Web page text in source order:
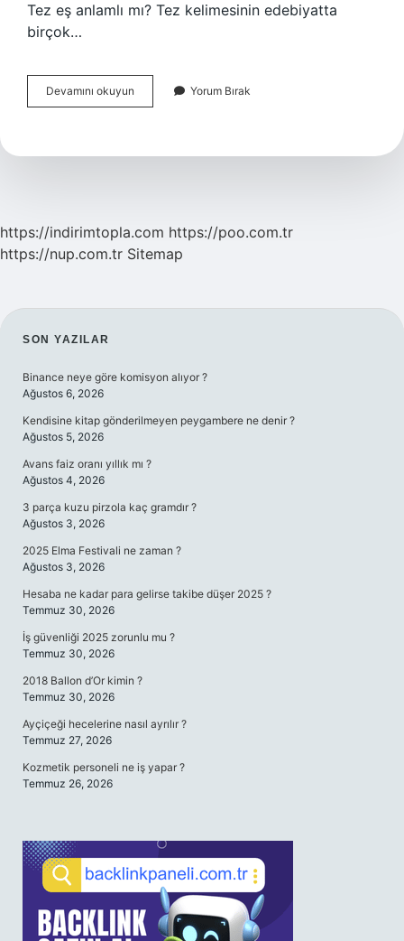
Tez eş anlamlı mı? Tez kelimesinin edebiyatta
birçok…
Devamını okuyun
Es
Yorum Bırak
https://indirimtopla.com https://poo.com.tr
https://nup.com.tr Sitemap
SIDEBAR
SON YAZILAR
Binance neye göre komisyon alıyor ?
Ağustos 6, 2026
Kendisine kitap gönderilmeyen peygambere ne denir ?
Ağustos 5, 2026
Avans faiz oranı yıllık mı ?
Ağustos 4, 2026
3 parça kuzu pirzola kaç gramdır ?
Ağustos 3, 2026
2025 Elma Festivali ne zaman ?
Ağustos 3, 2026
Hesaba ne kadar para gelirse takibe düşer 2025 ?
Temmuz 30, 2026
İş güvenliği 2025 zorunlu mu ?
Temmuz 30, 2026
2018 Ballon d’Or kimin ?
Temmuz 30, 2026
Ayçiçeği hecelerine nasıl ayrılır ?
Temmuz 27, 2026
Kozmetik personeli ne iş yapar ?
Temmuz 26, 2026